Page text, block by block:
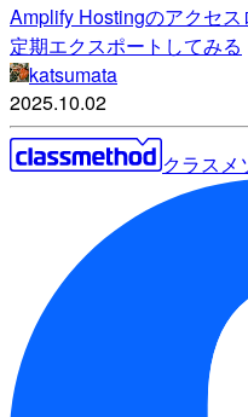
Amplify Hostingのアクセ
定期エクスポートしてみる
katsumata
2025.10.02
クラスメ